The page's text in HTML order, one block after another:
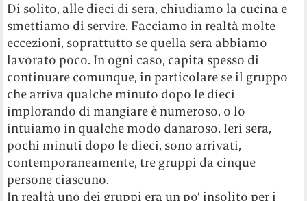
Di solito, alle dieci di sera, chiudiamo la cucina e
smettiamo di servire. Facciamo in realtà molte
eccezioni, soprattutto se quella sera abbiamo
lavorato poco. In ogni caso, capita spesso di
continuare comunque, in particolare se il gruppo
che arriva qualche minuto dopo le dieci
implorando di mangiare è numeroso, o lo
intuiamo in qualche modo danaroso. Ieri sera,
pochi minuti dopo le dieci, sono arrivati,
contemporaneamente, tre gruppi da cinque
persone ciascuno.
In realtà uno dei gruppi era un po’ insolito per i